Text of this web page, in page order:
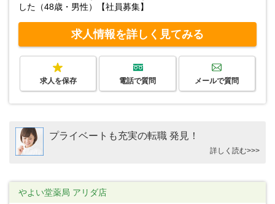
した（48歳・男性）【社員募集】
求人情報を詳しく見てみる
求人を保存 電話で質問 メールで質問
プライベートも充実の転職 発見！
詳しく読む>>>
やよい堂薬局 アリダ店